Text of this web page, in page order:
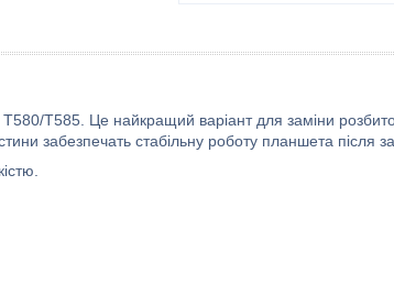
T585. Це найкращий варіант для заміни
забезпечать стабільну роботу планшета після